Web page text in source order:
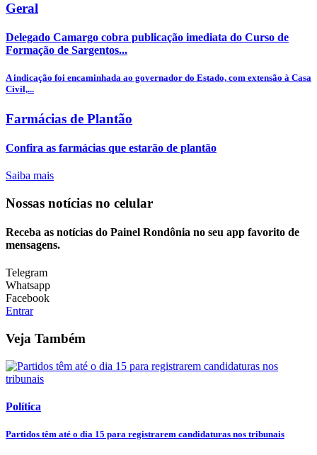
Geral
Delegado Camargo cobra publicação imediata do Curso de
Formação de Sargentos...
A indicação foi encaminhada ao governador do Estado, com extensão à Casa
Civil,...
Farmácias de Plantão
Confira as farmácias que estarão de plantão
Saiba mais
Nossas notícias no celular
Receba as notícias do Painel Rondônia no seu app favorito de
mensagens.
Telegram
Whatsapp
Facebook
Entrar
Veja Também
Política
Partidos têm até o dia 15 para registrarem candidaturas nos tribunais